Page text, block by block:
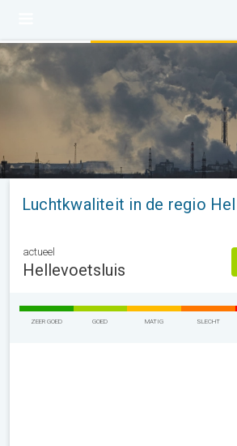
Luchtkwaliteit in de regio
actueel
Hellevoetsluis
ZEER GOED GOED MATIG SLECHT